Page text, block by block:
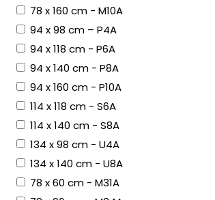
78 x 160 cm - M10A
94 x 98 cm – P4A
94 x 118 cm - P6A
94 x 140 cm - P8A
94 x 160 cm - P10A
114 x 118 cm - S6A
114 x 140 cm - S8A
134 x 98 cm - U4A
134 x 140 cm - U8A
78 x 60 cm - M31A